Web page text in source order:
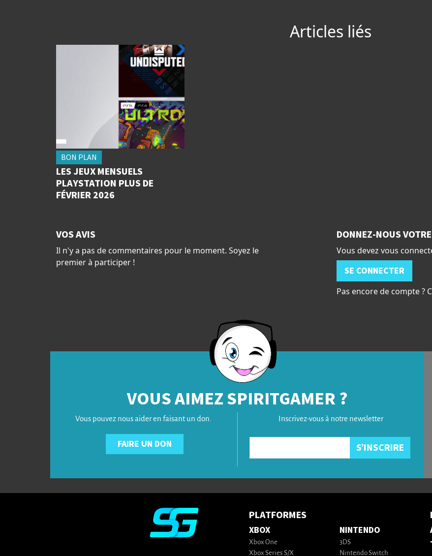
Articles liés
BON PLAN
LES JEUX MENSUELS
PLAYSTATION PLUS DE
FÉVRIER 2026
VOS AVIS
Il n'y a pas de commentaires pour le moment. Soyez le
premier à participer !
DONNEZ-NOUS
Vous devez vous
SE CONNECTER
Pas encore de compte ?
VOUS AIMEZ SPIRITGAMER ?
Vous pouvez nous aider en faisant un don.
FAIRE UN DON
Inscrivez-vous à notre newsletter
PLATFORMES
XBOX
Xbox One
Xbox Series S/X
NINTENDO
3DS
Nintendo Switch